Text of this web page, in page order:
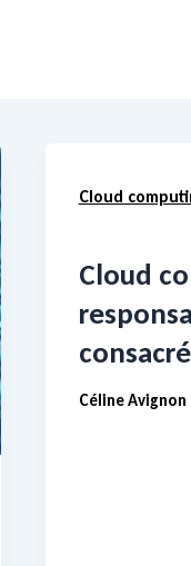
Cloud
Cloud
Céline Avignon